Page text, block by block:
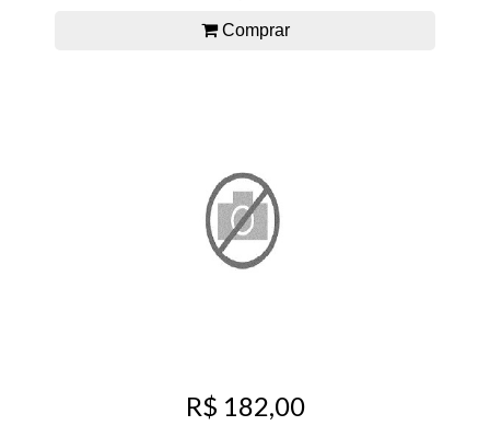
Comprar
R$ 182,00